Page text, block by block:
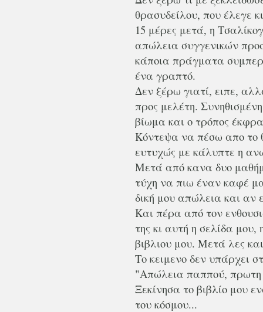
θρασυδείλου, που έλεγε
15 μέρες μετά, η
απώλεια συγγενικών
κάποια πράγματα
ένα γραπτό.
Δεν ξέρω γιατί, ειπε,
προς μελέτη.
βίωμα και ο τρόπος
Κόντεψα να πέσω απο το
ευτυχώς με κάλυπτε η
Μετά από κανα δυο
τύχη να πιω έναν καφέ
δική μου απώλεια και
Και πέρα από τον
της κι αυτή η σελίδα
βιβλιου μου. Μετά λες
Το κειμενο δεν υπάρχει
"Απώλεια παππού,
Ξεκίνησα το βιβλίο μου
του κόσμου...